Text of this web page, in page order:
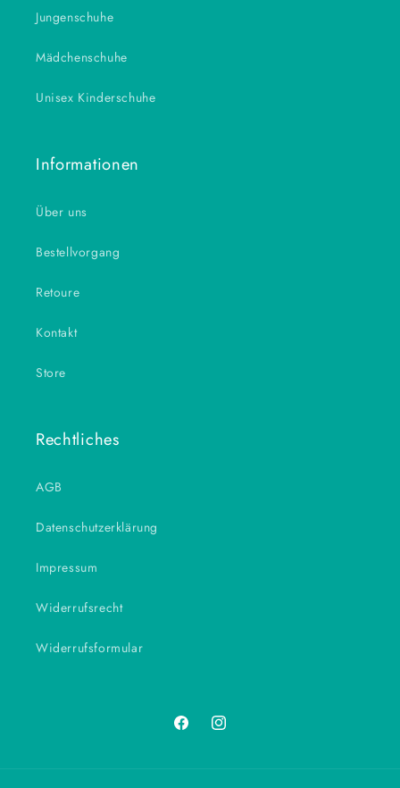
Jungenschuhe
Mädchenschuhe
Unisex Kinderschuhe
Informationen
Über uns
Bestellvorgang
Retoure
Kontakt
Store
Rechtliches
AGB
Datenschutzerklärung
Impressum
Widerrufsrecht
Widerrufsformular
FacebookInstagram